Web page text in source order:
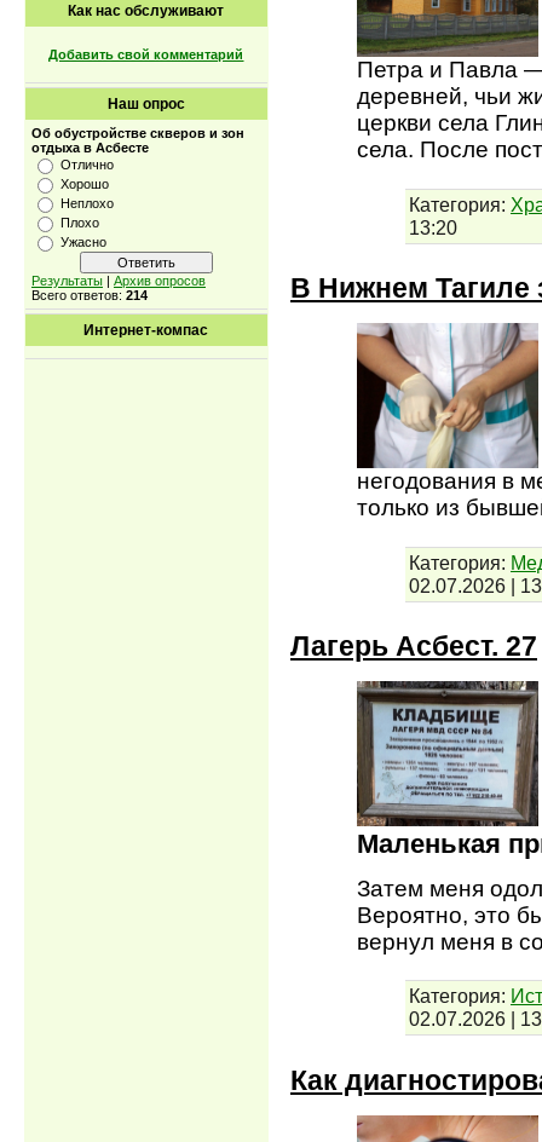
Как нас обслуживают
Добавить свой комментарий
Наш опрос
Об обустройстве скверов и зон
отдыха в Асбесте
Отлично
Хорошо
Неплохо
Плохо
Ужасно
Результаты | Архив опросов
Всего ответов: 214
Интернет-компас
Петра и Павла
деревней, чьи
церкви села
села. После
Категория:
13:20
В Нижнем Тагиле
негодования в
только из
Категория:
02.07.2026 |
Лагерь Асбест. 27
Маленькая
Затем меня
Вероятно, это
вернул меня в
Категория:
02.07.2026 |
Как